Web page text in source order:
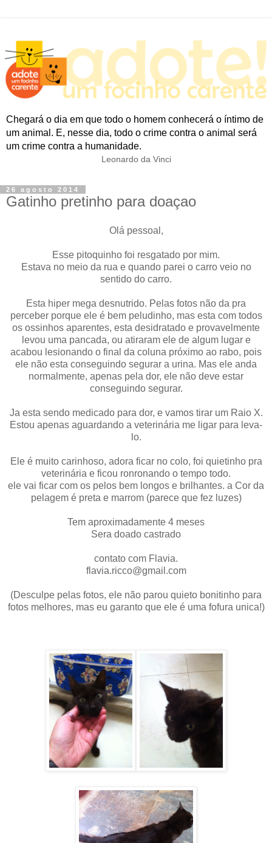
Chegará o dia em que todo o homem conhecerá o íntimo de
um animal. E, nesse dia, todo o crime contra o animal será
um crime contra a humanidade.
Leonardo da Vinci
26 agosto 2014
Gatinho pretinho para doaçao
Olá pessoal,
Esse pitoquinho foi resgatado por mim.
Estava no meio da rua e quando parei o carro veio no
sentido do carro.
Esta hiper mega desnutrido. Pelas fotos não da pra
perceber porque ele é bem peludinho, mas esta com todos
os ossinhos aparentes, esta desidratado e provavelmente
levou uma pancada, ou atiraram ele de algum lugar e
acabou lesionando o final da coluna próximo ao rabo, pois
ele não esta conseguindo segurar a urina. Mas ele anda
normalmente, apenas pela dor, ele não deve estar
conseguindo segurar.
Ja esta sendo medicado para dor, e vamos tirar um Raio X.
Estou apenas aguardando a veterinária me ligar para leva-
lo.
Ele é muito carinhoso, adora ficar no colo, foi quietinho pra
veterinária e ficou ronronando o tempo todo.
ele vai ficar com os pelos bem longos e brilhantes. a Cor da
pelagem é preta e marrom (parece que fez luzes)
Tem aproximadamente 4 meses
Sera doado castrado
contato com Flavia.
flavia.ricco@gmail.com
(Desculpe pelas fotos, ele não parou quieto bonitinho para
fotos melhores, mas eu garanto que ele é uma fofura unica!)